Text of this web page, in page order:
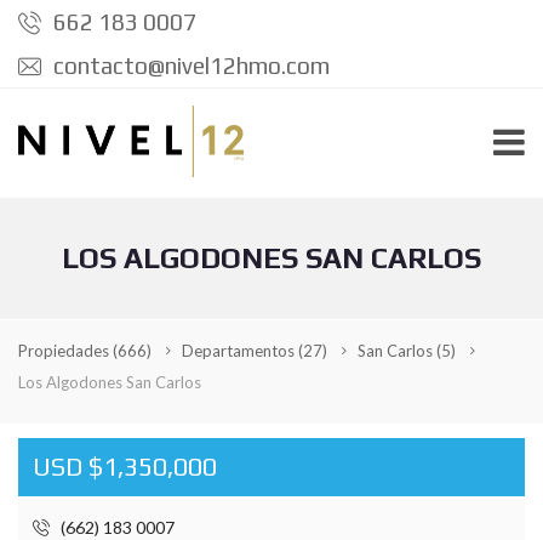
662 183 0007
contacto@nivel12hmo.com
LOS ALGODONES SAN CARLOS
Propiedades(666) Departamentos(27) San Carlos(5)
Los Algodones San Carlos
USD $1,350,000
(662) 183 0007